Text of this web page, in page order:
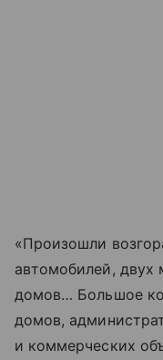
«Произошли
автомобилей, двух
домов… Большое
домов,
и коммерческих